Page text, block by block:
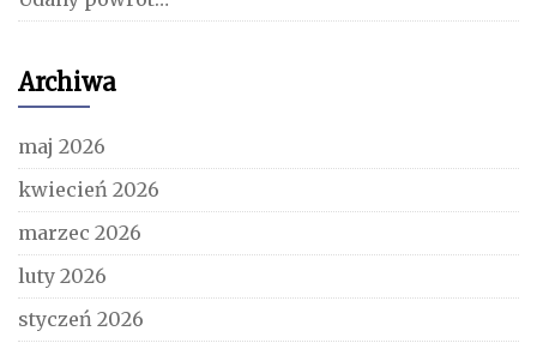
Archiwa
maj 2026
kwiecień 2026
marzec 2026
luty 2026
styczeń 2026